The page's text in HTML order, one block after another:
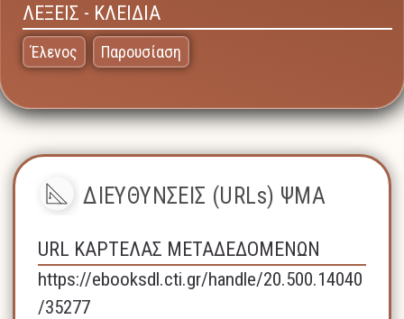
ΛΕΞΕΙΣ - ΚΛΕΙΔΙΑ
Έλενος Παρουσίαση
ΔΙΕΥΘΥΝΣΕΙΣ (URLs) ΨΜΑ
URL ΚΑΡΤΕΛΑΣ ΜΕΤΑΔΕΔΟΜΕΝΩΝ
https://ebooksdl.cti.gr/handle/20.500.14040
/35277